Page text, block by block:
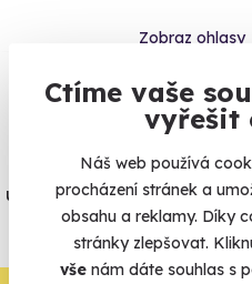
Ctíme vaše
vyřešit
Náš web používá
procházení stránek a
obsahu a reklamy. Díky
stránky zlepšovat.
vše nám dáte souhlas s
Zobraz ohlasy
Vše umíme
Jeden nikdy neví. Máme
úrazové pojištění z nabídky
agentur.
Vše o pojištění